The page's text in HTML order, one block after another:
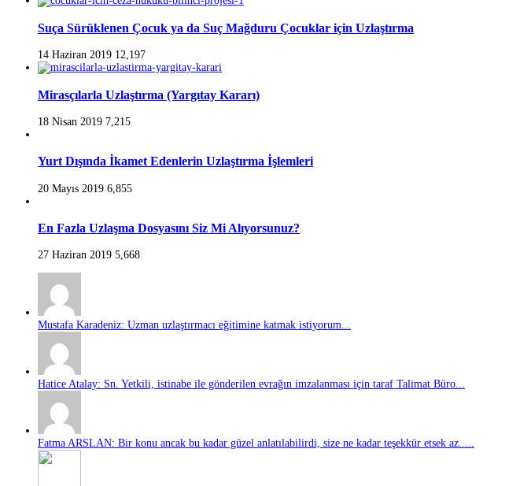
Suça Sürüklenen Çocuk ya da Suç Mağduru Çocuklar için Uzlaştırma
14 Haziran 2019 12,197
Mirasçılarla Uzlaştırma (Yargıtay Kararı)
18 Nisan 2019 7,215
Yurt Dışında İkamet Edenlerin Uzlaştırma İşlemleri
20 Mayıs 2019 6,855
En Fazla Uzlaşma Dosyasını Siz Mi Alıyorsunuz?
27 Haziran 2019 5,668
Mustafa Karadeniz: Uzman uzlaştırmacı eğitimine katmak istiyorum...
Hatice Atalay: Sn. Yetkili, istinabe ile gönderilen evrağın imzalanması için taraf Talimat Büro...
Fatma ARSLAN: Bir konu ancak bu kadar güzel anlatılabilirdi, size ne kadar teşekkür etsek az.....